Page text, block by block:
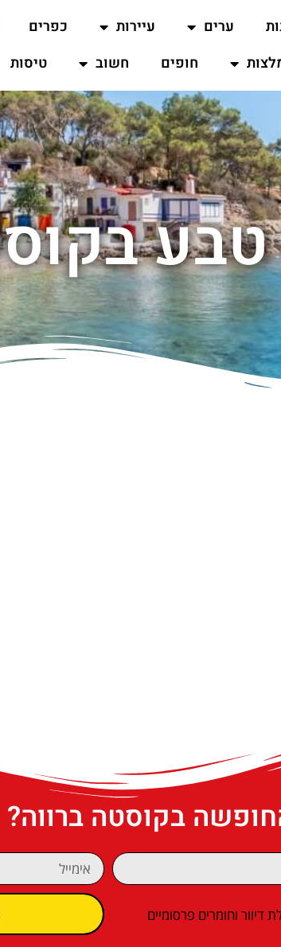
ערים עיירות כפרים
חופים חשוב טיסות
טבע
בקוסטה ברווה?
וחומרים פרסומיים